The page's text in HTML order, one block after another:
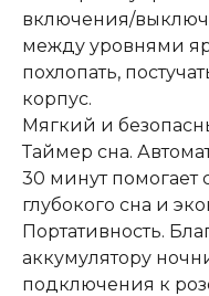
включения/
между уровнями
похлопать,
корпус.
Мягкий и
Таймер сна.
30 минут помогает
глубокого сна и
Портативность.
аккумулятору
подключения к